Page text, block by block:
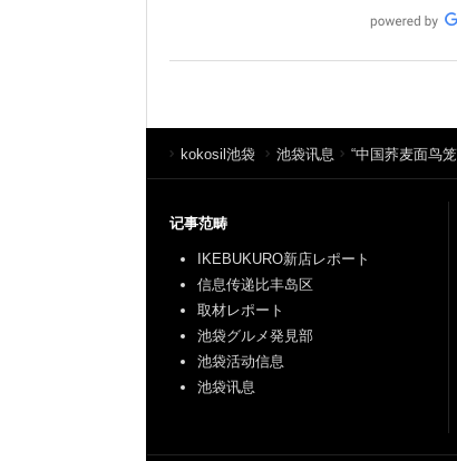
kokosil池袋 池袋讯息 “中国荞麦面鸟
记事范畴
IKEBUKURO新店レポート
信息传递比丰岛区
取材レポート
池袋グルメ発見部
池袋活动信息
池袋讯息